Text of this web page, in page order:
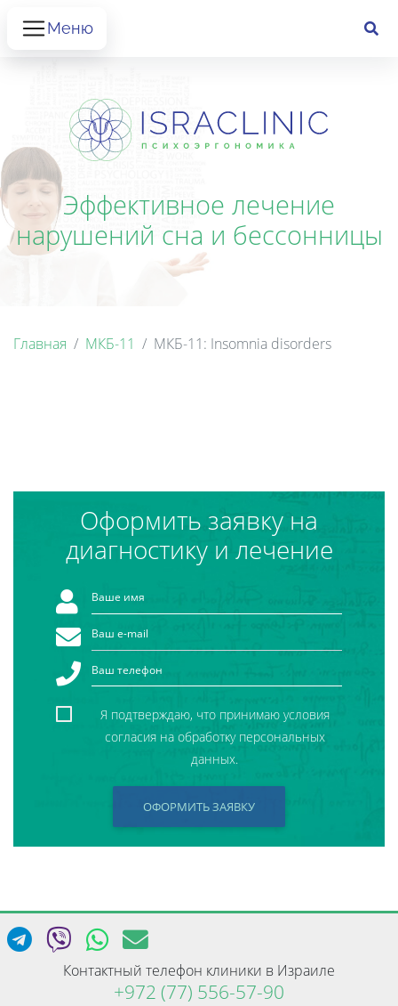
Меню
Эффективное лечение
нарушений сна и бессонницы
Главная МКБ-11 МКБ-11: Insomnia disorders
Оформить заявку на
диагностику и лечение
Я подтверждаю, что принимаю условия
согласия на обработку персональных
данных.
ОФОРМИТЬ ЗАЯВКУ
Контактный телефон клиники в Израиле
+972 (77) 556-57-90